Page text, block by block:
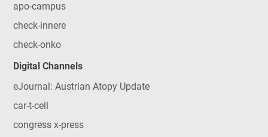
apo-campus
check-innere
check-onko
Digital Channels
eJournal: Austrian Atopy Update
car-t-cell
congress x-press